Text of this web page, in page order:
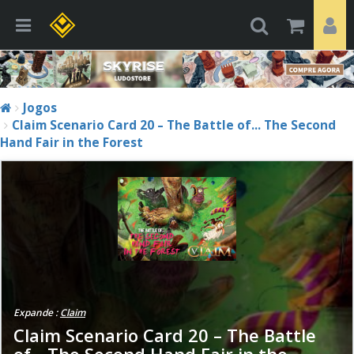
Jogos
Claim Scenario Card 20 – The Battle of... The Second
Hand Fair in the Forest
Expande :Claim
Claim Scenario Card 20 – The Battle